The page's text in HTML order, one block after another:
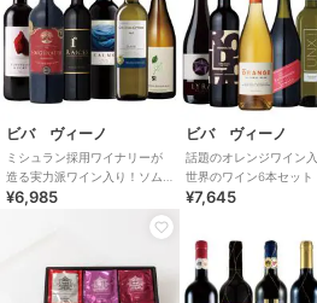
ビバ ヴィーノ
ミシュラン採用ワイナリーが
造る実力派ワイン入り！ソム
リエ厳選赤白6本セット
¥6,985
ビバ ヴィーノ
話題のオレンジワイン入
世界のワイン6本セット
¥7,645